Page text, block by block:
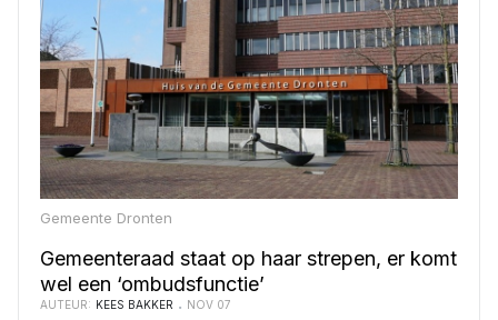
Gemeente Dronten
Gemeenteraad staat op haar strepen, er komt
wel een ‘ombudsfunctie’
AUTEUR: KEES BAKKER NOV 07